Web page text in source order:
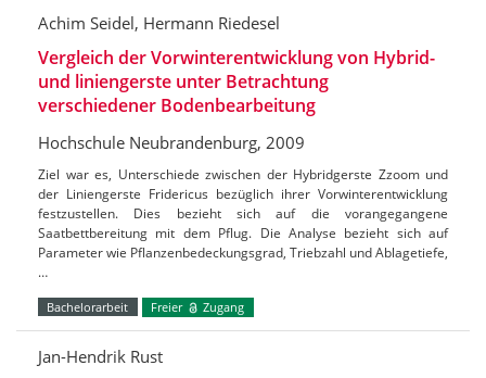
Achim Seidel, Hermann Riedesel
Vergleich der Vorwinterentwicklung von Hybrid-
und liniengerste unter Betrachtung
verschiedener Bodenbearbeitung
Hochschule Neubrandenburg, 2009
Ziel war es, Unterschiede zwischen der Hybridgerste Zzoom und
der Liniengerste Fridericus bezüglich ihrer Vorwinterentwicklung
festzustellen. Dies bezieht sich auf die vorangegangene
Saatbettbereitung mit dem Pflug. Die Analyse bezieht sich auf
Parameter wie Pflanzenbedeckungsgrad, Triebzahl und Ablagetiefe,
…
Bachelorarbeit Freier Zugang
Jan-Hendrik Rust